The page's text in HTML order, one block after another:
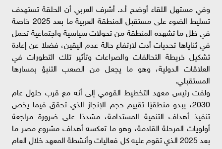
وفي مستهل اللقاء أوضح أ.د. أشرف العربي أن الحلقة تستهدف
تسليط الضوء على مستقبل المنطقة العربية ما بعد 2025 خاصة
في ظل ما تشهده المنطقة من تحولات سياسية واجتماعية تحمل
في ثناياها تحديات أدت لارتفاع حالة عدم اليقين، فضلا عن إعادة
تشكيل خريطة التحالفات والصراعات وتأثير تلك التطورات في
العلاقات الدولية، وهو ما يجعل من الصعب التنبؤ بمسارها
المستقبلي.
ولفت رئيس معهد التخطيط القومي إلى أنه مع قرب حلول عام
2030، يبدو منطقيًا تقييم حجم الإنجاز الذي تحقق فيما يخص
تنفيذ أهداف التنمية المستدامة، مشددًا على ضرورة مراجعة
أولويات المرحلة القادمة، وهو ما تعكسه أهداف مشروع مصر ما
بعد 2025 الذي تقوم عليه كل فعاليات وأنشطة المعهد خلال العام